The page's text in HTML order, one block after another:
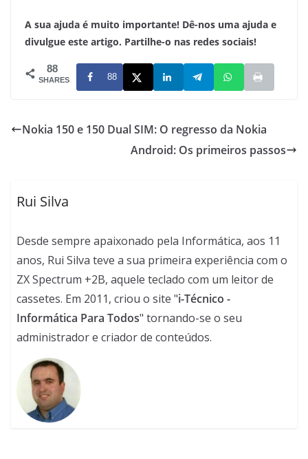
A sua ajuda é muito importante! Dê-nos uma ajuda e
divulgue este artigo. Partilhe-o nas redes sociais!
88
SHARES 88
Nokia 150 e 150 Dual SIM: O regresso da Nokia
Android: Os primeiros passos
Rui Silva
Desde sempre apaixonado pela Informática, aos 11
anos, Rui Silva teve a sua primeira experiência com o
ZX Spectrum +2B, aquele teclado com um leitor de
cassetes. Em 2011, criou o site "i-Técnico -
Informática Para Todos" tornando-se o seu
administrador e criador de conteúdos.